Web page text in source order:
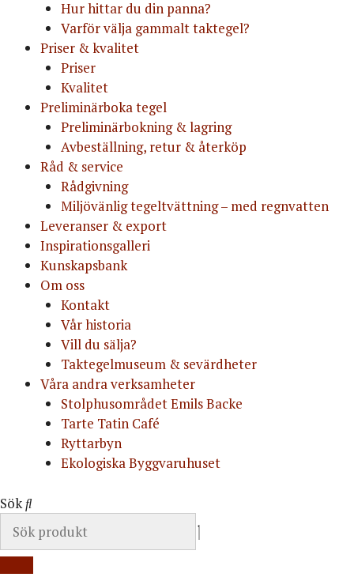
Hur hittar du din panna?
Varför välja gammalt taktegel?
Priser & kvalitet
Priser
Kvalitet
Preliminärboka tegel
Preliminärbokning & lagring
Avbeställning, retur & återköp
Råd & service
Rådgivning
Miljövänlig tegeltvättning – med regnvatten
Leveranser & export
Inspirationsgalleri
Kunskapsbank
Om oss
Kontakt
Vår historia
Vill du sälja?
Taktegelmuseum & sevärdheter
Våra andra verksamheter
Stolphusområdet Emils Backe
Tarte Tatin Café
Ryttarbyn
Ekologiska Byggvaruhuset
Sök